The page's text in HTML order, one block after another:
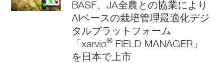
BASF、JA全農との協業により
AIベースの栽培管理最適化デジ
タルプラットフォーム
「xarvio® FIELD MANAGER」
を日本で上市